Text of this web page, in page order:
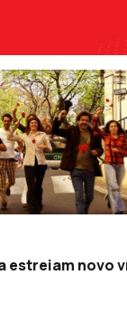
estreiam novo